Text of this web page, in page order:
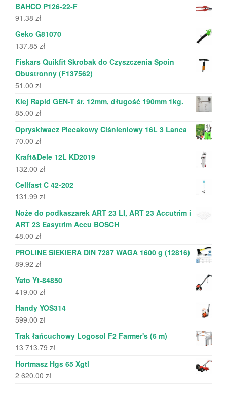
BAHCO P126-22-F
91.38 zł
Geko G81070
137.85 zł
Fiskars Quikfit Skrobak do Czyszczenia Spoin
Obustronny (F137562)
51.00 zł
Klej Rapid GEN-T śr. 12mm, długość 190mm 1kg.
85.00 zł
Opryskiwacz Plecakowy Ciśnieniowy 16L 3 Lanca
70.00 zł
Kraft&Dele 12L KD2019
132.00 zł
Cellfast C 42-202
131.99 zł
Noże do podkaszarek ART 23 LI, ART 23 Accutrim i
ART 23 Easytrim Accu BOSCH
48.00 zł
PROLINE SIEKIERA DIN 7287 WAGA 1600 g (12816)
89.92 zł
Yato Yt-84850
419.00 zł
Handy YOS314
599.00 zł
Trak łańcuchowy Logosol F2 Farmer's (6 m)
13 713.79 zł
Hortmasz Hgs 65 Xgtl
2 620.00 zł